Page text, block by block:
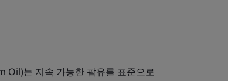
는 지속 가능한 팜유를 표준으로